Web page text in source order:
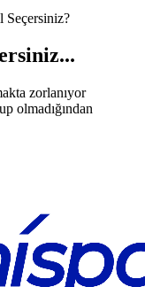
zorlanıyor
olmadığından